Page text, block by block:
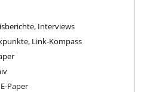
Interviews
Link-Kompass
Paper